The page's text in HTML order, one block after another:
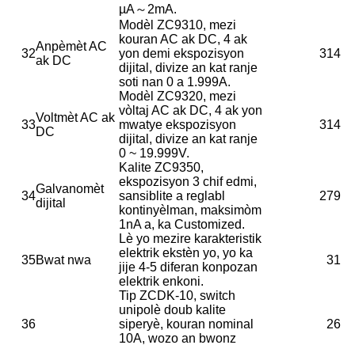
µA～2mA.
32
Anpèmèt AC
ak DC
Modèl ZC9310, mezi
kouran AC ak DC, 4 ak
yon demi ekspozisyon
dijital, divize an kat ranje
soti nan 0 a 1.999A.
314
33
Voltmèt AC ak
DC
Modèl ZC9320, mezi
vòltaj AC ak DC, 4 ak yon
mwatye ekspozisyon
dijital, divize an kat ranje
0 ~ 19.999V.
314
34
Galvanomèt
dijital
Kalite ZC9350,
ekspozisyon 3 chif edmi,
sansiblite a reglabl
kontinyèlman, maksimòm
1nA a, ka Customized.
279
35Bwat nwa
Lè yo mezire karakteristik
elektrik ekstèn yo, yo ka
jije 4-5 diferan konpozan
elektrik enkoni.
31
36
Tip ZCDK-10, switch
unipolè doub kalite
siperyè, kouran nominal
10A, wozo an bwonz
26